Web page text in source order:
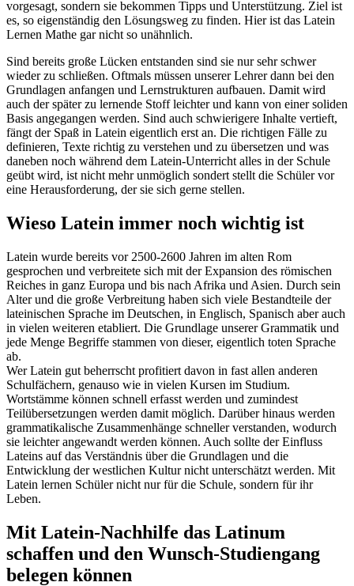
vorgesagt, sondern sie bekommen Tipps und Unterstützung. Ziel ist
es, so eigenständig den Lösungsweg zu finden. Hier ist das Latein
Lernen Mathe gar nicht so unähnlich.
Sind bereits große Lücken entstanden sind sie nur sehr schwer
wieder zu schließen. Oftmals müssen unserer Lehrer dann bei den
Grundlagen anfangen und Lernstrukturen aufbauen. Damit wird
auch der später zu lernende Stoff leichter und kann von einer soliden
Basis angegangen werden. Sind auch schwierigere Inhalte vertieft,
fängt der Spaß in Latein eigentlich erst an. Die richtigen Fälle zu
definieren, Texte richtig zu verstehen und zu übersetzen und was
daneben noch während dem Latein-Unterricht alles in der Schule
geübt wird, ist nicht mehr unmöglich sondert stellt die Schüler vor
eine Herausforderung, der sie sich gerne stellen.
Wieso Latein immer noch wichtig ist
Latein wurde bereits vor 2500-2600 Jahren im alten Rom
gesprochen und verbreitete sich mit der Expansion des römischen
Reiches in ganz Europa und bis nach Afrika und Asien. Durch sein
Alter und die große Verbreitung haben sich viele Bestandteile der
lateinischen Sprache im Deutschen, in Englisch, Spanisch aber auch
in vielen weiteren etabliert. Die Grundlage unserer Grammatik und
jede Menge Begriffe stammen von dieser, eigentlich toten Sprache
ab.
Wer Latein gut beherrscht profitiert davon in fast allen anderen
Schulfächern, genauso wie in vielen Kursen im Studium.
Wortstämme können schnell erfasst werden und zumindest
Teilübersetzungen werden damit möglich. Darüber hinaus werden
grammatikalische Zusammenhänge schneller verstanden, wodurch
sie leichter angewandt werden können. Auch sollte der Einfluss
Lateins auf das Verständnis über die Grundlagen und die
Entwicklung der westlichen Kultur nicht unterschätzt werden. Mit
Latein lernen Schüler nicht nur für die Schule, sondern für ihr
Leben.
Mit Latein-Nachhilfe das Latinum
schaffen und den Wunsch-Studiengang
belegen können